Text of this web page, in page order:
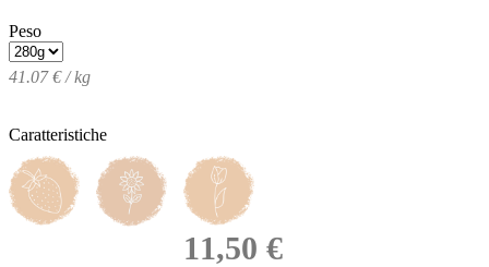
Peso
41.07 € / kg
Caratteristiche
11,50 €